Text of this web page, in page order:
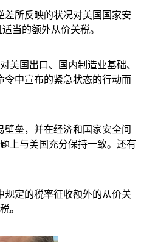
差所反映的状况对美国国家安
当的额外从价关税。
美国出口、国内制造业基础、
令中宣布的紧急状态的行动而
垒，并在经济和国家安全问
上与美国充分保持一致。还有
规定的税率征收额外的从价关
。